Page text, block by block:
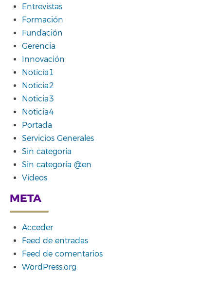
Entrevistas
Formación
Fundación
Gerencia
Innovación
Noticia1
Noticia2
Noticia3
Noticia4
Portada
Servicios Generales
Sin categoría
Sin categoría @en
Vídeos
META
Acceder
Feed de entradas
Feed de comentarios
WordPress.org